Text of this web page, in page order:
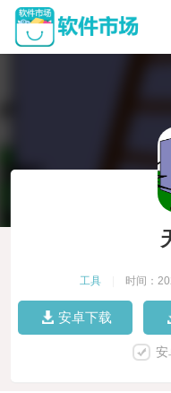
工具 时间：
安卓下载
安